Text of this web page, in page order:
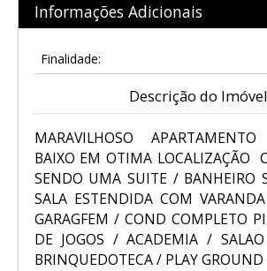
Informações Adicionais
Finalidade:
Descrição do Imóvel
MARAVILHOSO
BAIXO EM OTIMA LOCALIZAÇÃO
SENDO UMA SUITE / BANHEIRO
SALA ESTENDIDA COM
GARAGFEM / COND COMPLETO
DE JOGOS / ACADEMIA /
BRINQUEDOTECA / PLAY GROUND